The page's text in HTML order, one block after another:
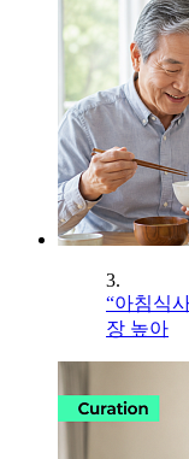
3.
“아침식
장 높아